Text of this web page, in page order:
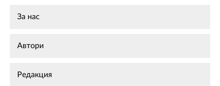
За нас
Автори
Редакция